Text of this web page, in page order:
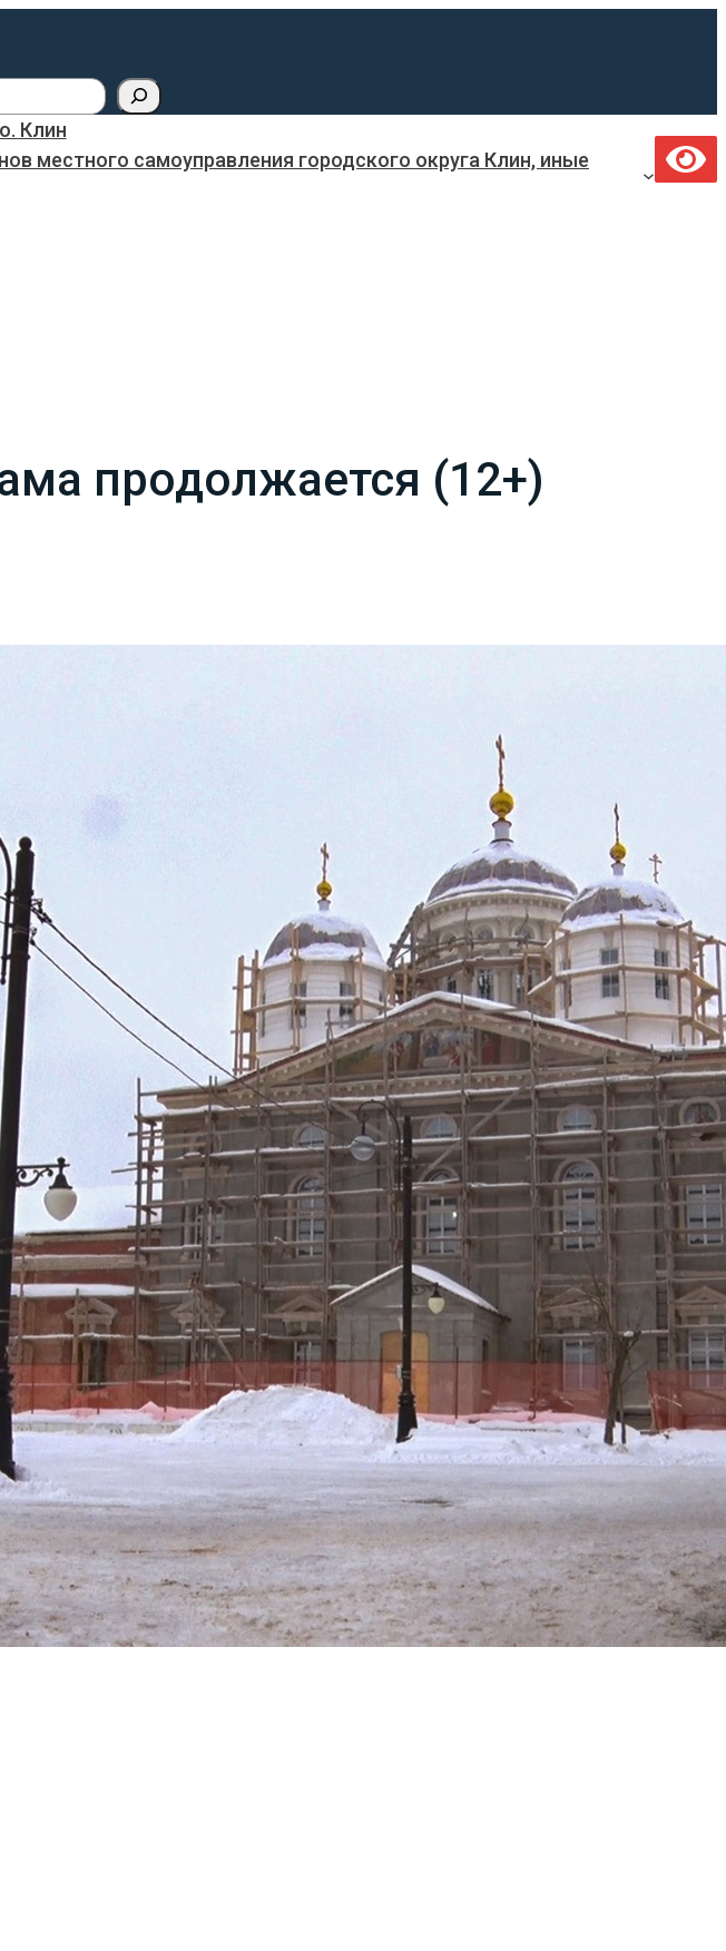
Клин
местного самоуправления городского округа Клин, иные
продолжается (12+)